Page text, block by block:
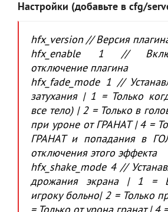
Настройки (добавьте в cfg/
hfx_version // Версия
hfx_enable 1 //
отключение плагина
hfx_fade_mode 1 //
затухания | 1 = Только
все тело) | 2 = Только в
при уроне от ГРАНАТ | 4 =
ГРАНАТ и попадания в
отключения этого эффекта
hfx_shake_mode 4 //
дрожания экрана | 1 =
игроку больно| 2 = Только